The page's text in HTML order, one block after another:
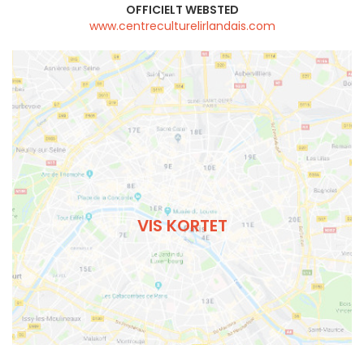
OFFICIELT WEBSTED
www.centreculturelirlandais.com
VIS KORTET